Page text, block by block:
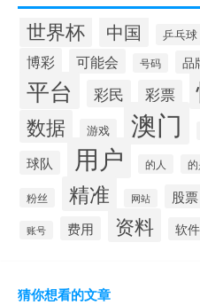
世界杯 中国 乒乓球
博彩 可能会 号码 品
平台 彩民 彩票
数据 游戏 澳门
球队 用户 的人 的
粉丝 精准 网站 股票
账号 费用 资料 软件
猜你想看的文章